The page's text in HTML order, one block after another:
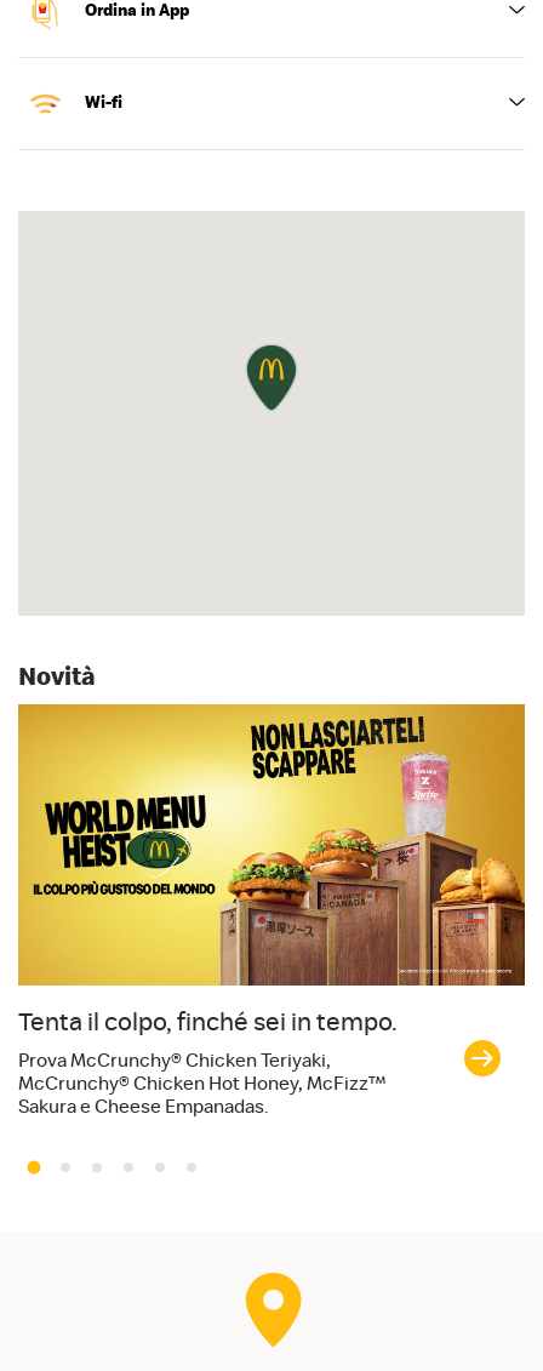
Ordina in App
Wi-fi
Novità
Tenta il colpo, finché sei in tempo.
Prova McCrunchy® Chicken Teriyaki,
McCrunchy® Chicken Hot Honey, McFizz™
Sakura e Cheese Empanadas.